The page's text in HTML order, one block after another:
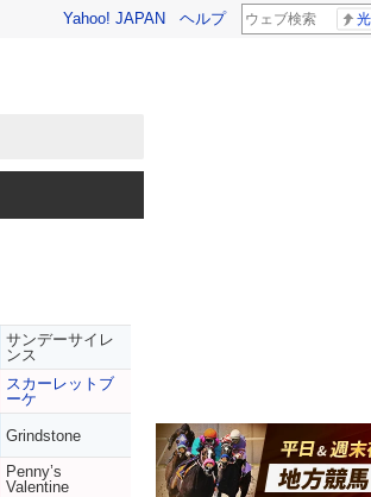
Yahoo! JAPAN ヘルプ
サンデーサイレ
ンス
スカーレットブ
ーケ
Grindstone
Penny’s
Valentine